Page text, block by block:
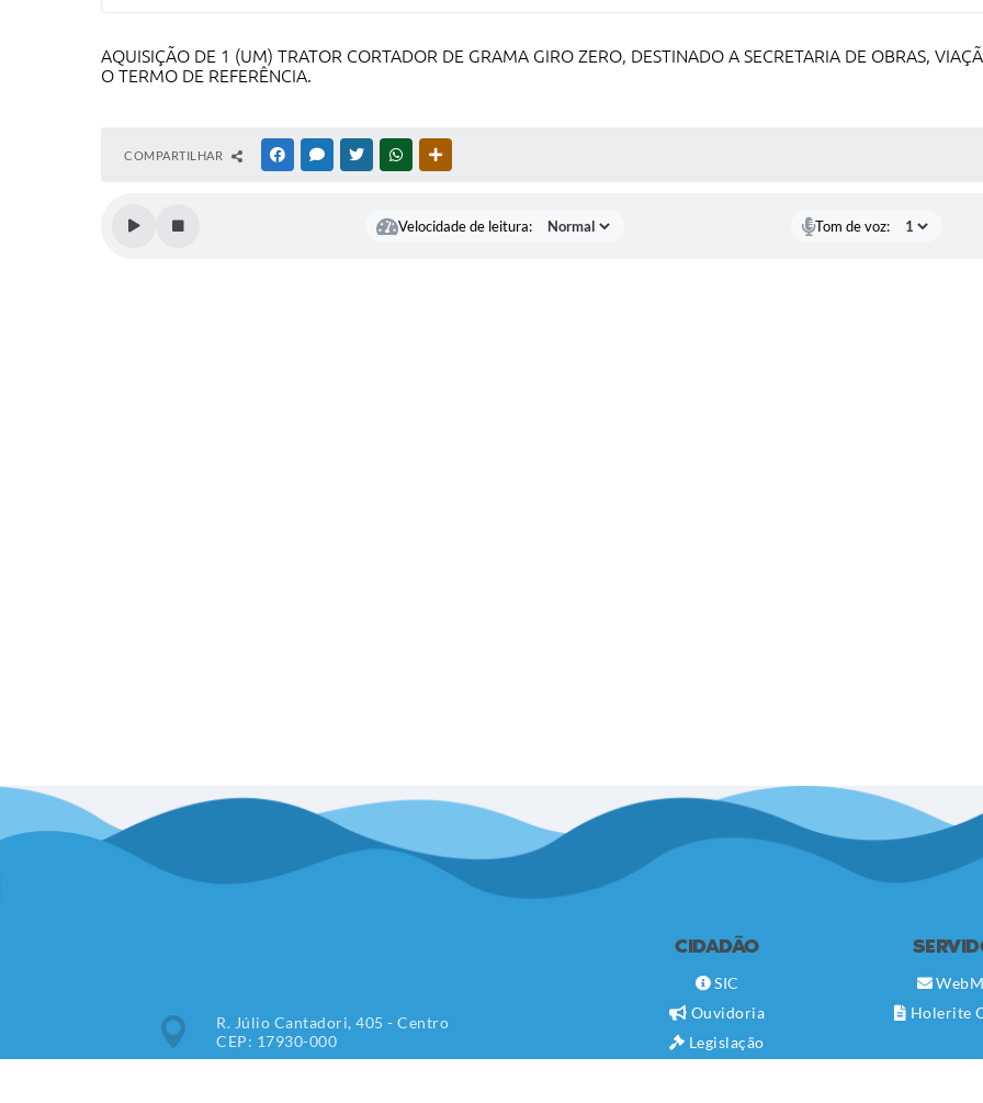
AQUISIÇÃO DE 1 (UM) TRATOR CORTADOR DE GRAMA GIRO ZERO, DESTINADO A SECRETARIA DE OBRAS,
O TERMO DE REFERÊNCIA.
COMPARTILHAR FACEBOOKMESSENGER
TWITTERWHATSAPP
Velocidade de leitura: Tom de voz:
R. Júlio Cantadori, 405 - Centro
CEP: 17930-000
CIDADÃO
SIC
Ouvidoria
Legislação
Holerite